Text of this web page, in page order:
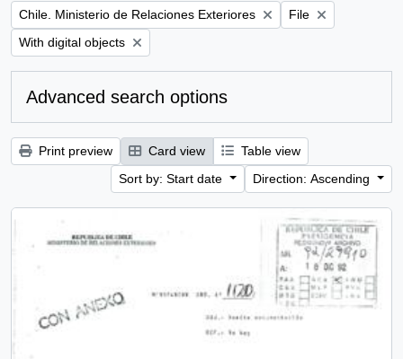
Remove filter:
Chile. Ministerio de Relaciones Exteriores Remove filter:
File
Remove filter:
With digital objects
Advanced search options
Print preview Card view
Table view
Sort by: Start date
Direction: Ascending